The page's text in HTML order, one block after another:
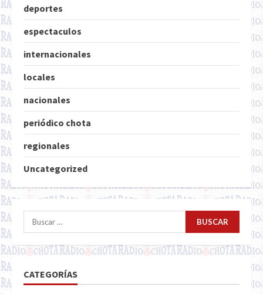
deportes
espectaculos
internacionales
locales
nacionales
periódico chota
regionales
Uncategorized
Buscar:
CATEGORÍAS